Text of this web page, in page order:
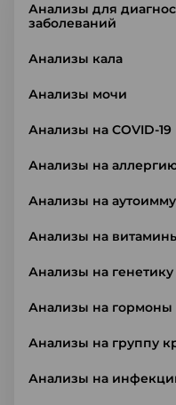
Анализы для
заболеваний
Анализы кала
Анализы мочи
Анализы на COVID-19
Анализы на
Анализы на
Анализы на
Анализы на генетику
Анализы на гормоны
Анализы на группу
Анализы на